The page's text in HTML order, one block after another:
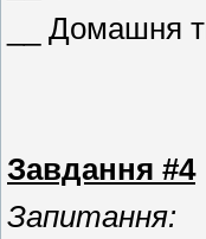
__ Домашня
Завдання #4
Запитання: